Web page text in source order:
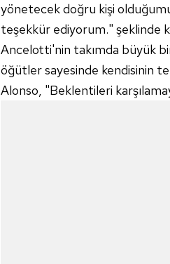
yönetecek doğru kişi
teşekkür ediyorum." şeklinde
Ancelotti'nin takımda büyük
öğütler sayesinde kendisinin
Alonso, "Beklentileri